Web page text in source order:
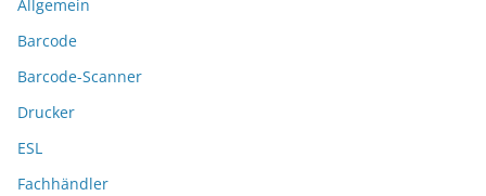
Allgemein
Barcode
Barcode-Scanner
Drucker
ESL
Fachhändler